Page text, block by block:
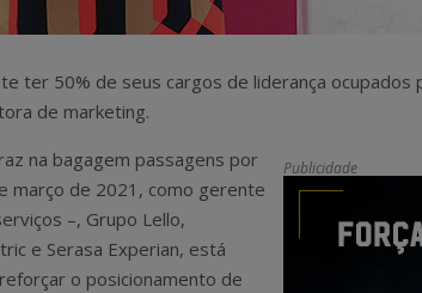
ter 50% de seus cargos de liderança ocupados
de marketing.
Publicidade
na bagagem passagens por
março de 2021, como gerente
–, Grupo Lello,
e Serasa Experian, está
o posicionamento de